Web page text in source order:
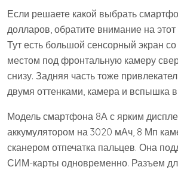
Если решаете какой выбрать
долларов, обратите внимание на этот
Тут есть большой сенсорный экран
местом под фронтальную камеру
снизу. Задняя часть тоже
двумя оттенками, камера и вспышка в
Модель смартфона 8А с ярким
аккумулятором на 3020 мАч, 8 Мп
сканером отпечатка пальцев. Она
СИМ-карты одновременно. Разъем